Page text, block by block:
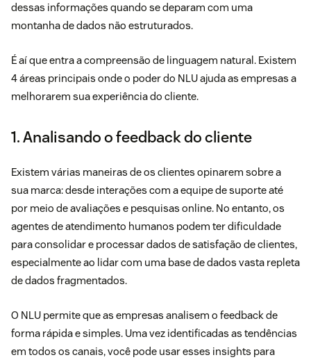
dessas informações quando se deparam com uma
montanha de dados não estruturados.
É aí que entra a compreensão de linguagem natural. Existem
4 áreas principais onde o poder do NLU ajuda as empresas a
melhorarem sua experiência do cliente.
1. Analisando o feedback do cliente
Existem várias maneiras de os clientes opinarem sobre a
sua marca: desde interações com a equipe de suporte até
por meio de avaliações e pesquisas online. No entanto, os
agentes de atendimento humanos podem ter dificuldade
para consolidar e processar dados de satisfação de clientes,
especialmente ao lidar com uma base de dados vasta repleta
de dados fragmentados.
O NLU permite que as empresas analisem o feedback de
forma rápida e simples. Uma vez identificadas as tendências
em todos os canais, você pode usar esses insights para